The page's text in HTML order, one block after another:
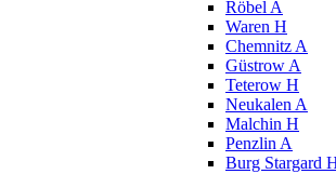
Röbel A
Waren H
Chemnitz A
Güstrow A
Teterow H
Neukalen A
Malchin H
Penzlin A
Burg Stargard